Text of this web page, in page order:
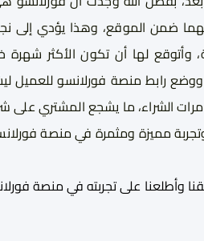
ضمن الموقع، وهذا يؤدي
لها أن تكون الأكثر شهرة
رابط منصة فورلانسو للعميل
الشراء، ما يشجع المشتري على
مميزة ومثمرة في منصة
وأطلعنا على تجربته في منصة